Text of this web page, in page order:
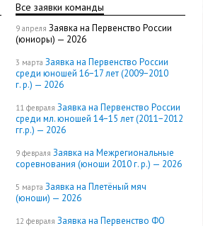
Все заявки команды
9 апреля Заявка на Первенство России
(юниоры) — 2026
3 марта Заявка на Первенство России
среди юношей 16−17 лет (2009−2010
г. р.) — 2026
11 февраля Заявка на Первенство России
среди мл. юношей 14−15 лет (2011−2012
гг.р.) — 2026
9 февраля Заявка на Межрегиональные
соревнования (юноши 2010 г. р.) — 2026
5 марта Заявка на Плетёный мяч
(юноши) — 2026
12 февраля Заявка на Первенство ФО